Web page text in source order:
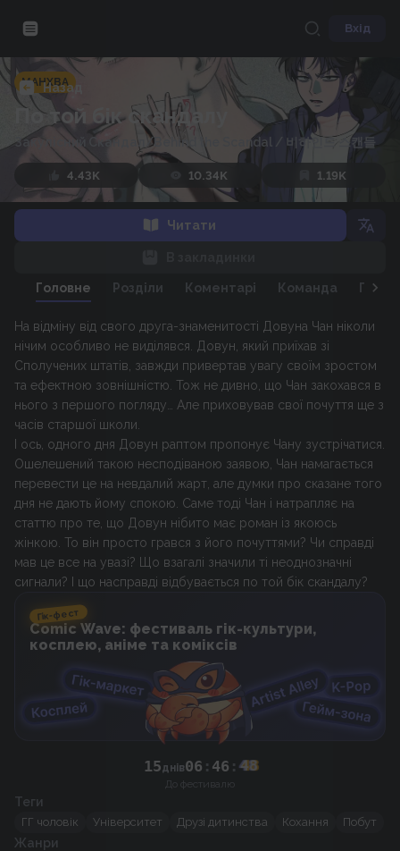
Вхід
Назад
МАНХВА
По той бік скандалу
Закулісний Скандал/Behind the Scandal 비하인드 스캔들
4.43K 10.34K 1.19K
Читати
Головне Розділи Коментарі Команда
На відміну від свого друга-знаменитості Довуна Чан ніколи
нічим особливо не виділявся. Довун, який приїхав зі
Сполучених штатів, завжди привертав увагу своїм зростом
та ефектною зовнішністю. Тож не дивно, що Чан закохався в
нього з першого погляду… Але приховував свої почуття ще з
часів старшої школи.
І ось, одного дня Довун раптом пропонує Чану зустрічатися.
Ошелешений такою несподіваною заявою, Чан намагається
перевести це на невдалий жарт, але думки про сказане того
дня не дають йому спокою. Саме тоді Чан і натрапляє на
статтю про те, що Довун нібито має роман із якоюсь
жінкою. То він просто грався з його почуттями? Чи справді
мав це все на увазі? Що взагалі значили ті неоднозначні
сигнали? І що насправді відбувається по той бік скандалу?
Гік-фест
Comic Wave: фестиваль гік-культури,
косплею, аніме та коміксів
15днів06 : 46 : 48
До фестивалю
Теги
ГГ чоловік Університет Друзі дитинства Кохання Побут
Жанри